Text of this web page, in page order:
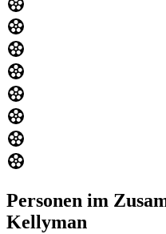
Personen im
Kellyman